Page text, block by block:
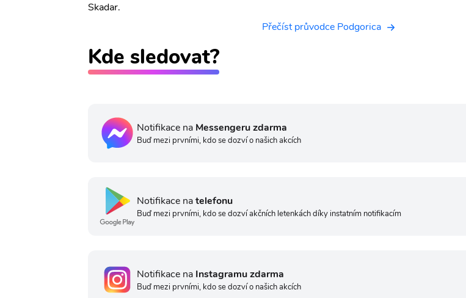
Skadar.
Přečíst průvodce Podgorica
Kde sledovat?
Notifikace na Messengeru zdarma
Buď mezi prvními, kdo se dozví o našich akcích
Notifikace natelefonu
Buď mezi prvními, kdo se dozví akčních letenkách díky instatním notifikacím
Notifikace na Instagramu zdarma
Buď mezi prvními, kdo se dozví o našich akcích